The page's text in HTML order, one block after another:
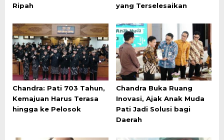
Ripah
yang Terselesaikan
Chandra: Pati 703 Tahun,
Kemajuan Harus Terasa
hingga ke Pelosok
Chandra Buka Ruang
Inovasi, Ajak Anak Muda
Pati Jadi Solusi bagi
Daerah